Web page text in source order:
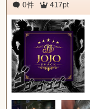
0件 417pt